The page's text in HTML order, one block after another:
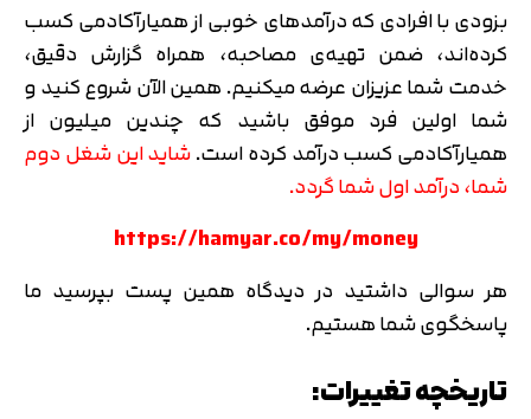
بزودی با افرادی که درآمدهای خوبی از همیارآکادمی کسب
کرده‌اند، ضمن تهیه‌ی مصاحبه، همراه گزارش دقیق،
خدمت شما عزیزان عرضه میکنیم. همین الآن شروع کنید و
شما اولین فرد موفق باشید که چندین میلیون از
همیارآکادمی کسب درآمد کرده است.شاید این شغل دوم
شما، درآمد اول شما گردد.
https://hamyar.co/my/money
هر سوالی داشتید در دیدگاه همین پست بپرسید ما
پاسخگوی شما هستیم.
تاریخچه تغییرات: